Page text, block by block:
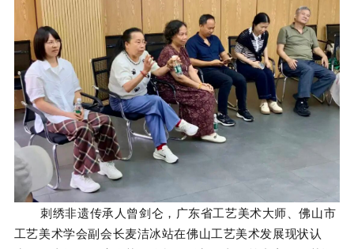
刺绣非遗传承人曾剑仑 ，广东省工艺美术大师、佛山市
工艺美术学会副会长麦洁冰站在佛山工艺美术发展现状认